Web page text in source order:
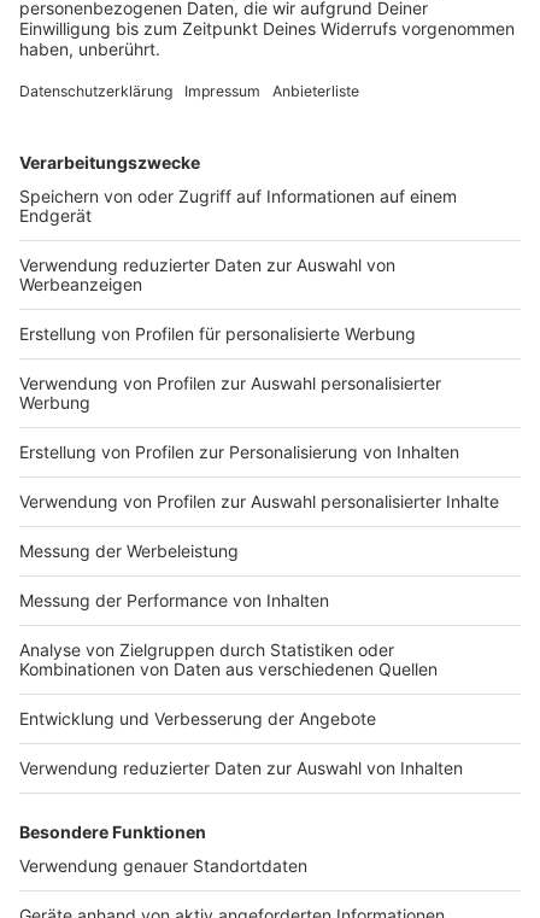
München einen Sieg im ersten Heimspiel. Die Kulisse
beeindruckt. Trainer und Spieler finden mildernde
DEINE GEMERKTEN ARTIKEL
Du hast dir noch keine Artikel gemerkt
Markiere sie hierfür mit einem
Impressum
Nutzungsbedingungen
Jobs
Presse
Werben
Archiv
ANTENNE BAYERN GROUP
Kontakt
Studio-Hotline
Verkehrs-Hotline
Newsletter